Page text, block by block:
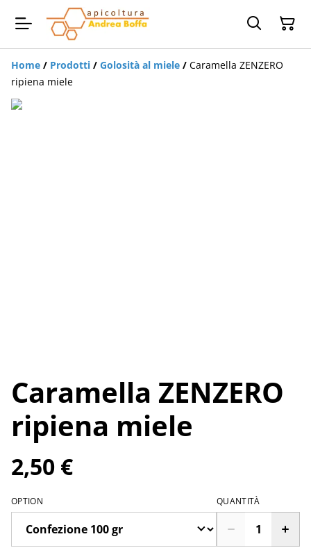
Home / Prodotti / Golosità al miele / Caramella ZENZERO
ripiena miele
Caramella ZENZERO
ripiena miele
2,50 €
OPTION QUANTITÀ